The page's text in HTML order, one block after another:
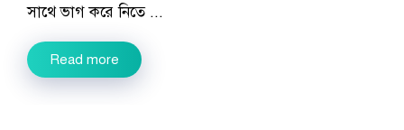
সাথে ভাগ করে নিতে ...
Read more